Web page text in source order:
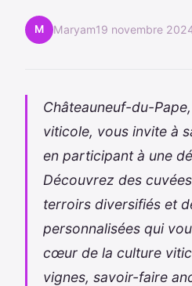
M Maryam19 novembre
Châteauneuf-du-
viticole, vous invite à
en participant à une
Découvrez des
terroirs diversifiés et
personnalisées qui
cœur de la culture
vignes, savoir-faire